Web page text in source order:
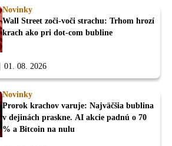
Novinky
Wall Street zoči-voči strachu: Trhom hrozí
krach ako pri dot-com bubline
01. 08. 2026
Novinky
Prorok krachov varuje: Najväčšia bublina
v dejinách praskne. AI akcie padnú o 70
% a Bitcoin na nulu